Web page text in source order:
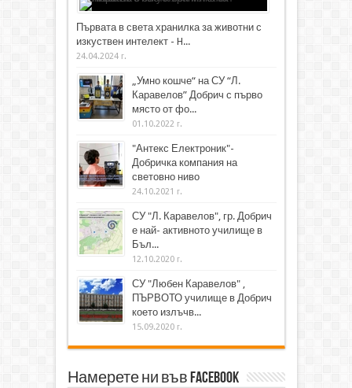
Първата в света хранилка за животни с
изкуствен интелект - H...
24.04.2024 г.
„Умно кошче“ на СУ “Л.
Каравелов” Добрич с първо
място от фо...
01.10.2022 г.
"Антекс Електроник"-
Добричка компания на
световно ниво
24.10.2021 г.
СУ "Л. Каравелов", гр. Добрич
е най- активното училище в
Бъл...
12.10.2020 г.
СУ "Любен Каравелов" ,
ПЪРВОТО училище в Добрич
което излъчв...
15.09.2020 г.
Намерете ни във Facebook